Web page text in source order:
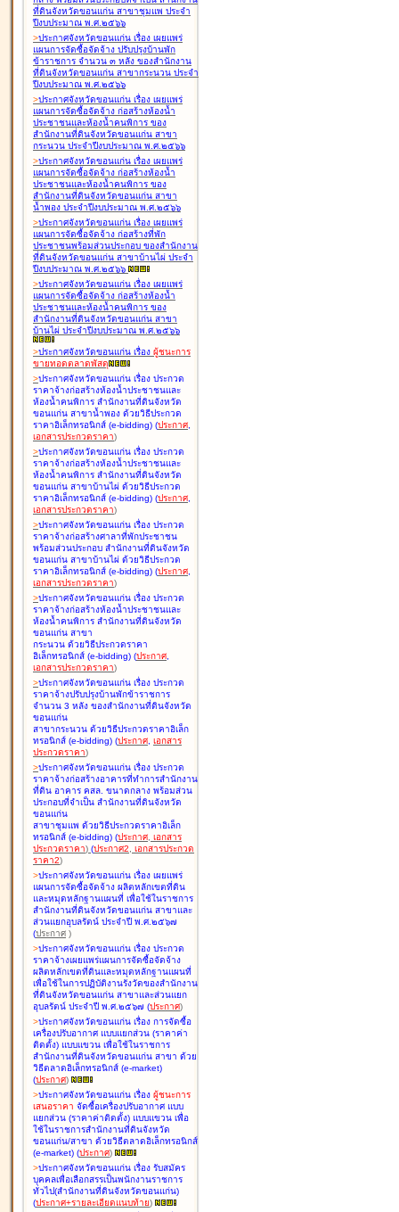
ที่ดินจังหวัดขอนแก่น สาขาชุมแพ ประจำ
ปีงบประมาณ พ.ศ.๒๕๖๖
>ประกาศจังหวัดขอนแก่น เรื่อง เผยแพร่
แผนการจัดซื้อจัดจ้าง ปรับปรุงบ้านพัก
ข้าราชการ จำนวน ๓ หลัง ของสำนักงาน
ที่ดินจังหวัดขอนแก่น สาขากระนวน ประจำ
ปีงบประมาณ พ.ศ.๒๕๖๖
>ประกาศจังหวัดขอนแก่น เรื่อง เผยแพร่
แผนการจัดซื้อจัดจ้าง ก่อสร้างห้องน้ำ
ประชาชนและห้องน้ำคนพิการ ของ
สำนักงานที่ดินจังหวัดขอนแก่น สาขา
กระนวน ประจำปีงบประมาณ พ.ศ.๒๕๖๖
>ประกาศจังหวัดขอนแก่น เรื่อง เผยแพร่
แผนการจัดซื้อจัดจ้าง ก่อสร้างห้องน้ำ
ประชาชนและห้องน้ำคนพิการ ของ
สำนักงานที่ดินจังหวัดขอนแก่น สาขา
น้ำพอง ประจำปีงบประมาณ พ.ศ.๒๕๖๖
>ประกาศจังหวัดขอนแก่น เรื่อง เผยแพร่
แผนการจัดซื้อจัดจ้าง ก่อสร้างที่พัก
ประชาชนพร้อมส่วนประกอบ ของสำนักงาน
ที่ดินจังหวัดขอนแก่น สาขาบ้านไผ่ ประจำ
ปีงบประมาณ พ.ศ.๒๕๖๖
>ประกาศจังหวัดขอนแก่น เรื่อง เผยแพร่
แผนการจัดซื้อจัดจ้าง ก่อสร้างห้องน้ำ
ประชาชนและห้องน้ำคนพิการ ของ
สำนักงานที่ดินจังหวัดขอนแก่น สาขา
บ้านไผ่ ประจำปีงบประมาณ พ.ศ.๒๕๖๖
>ประกาศจังหวัดขอนแก่น เรื่อง ผู้ชนะการ
ขายทอดตลาดพัสดุ
>ประกาศจังหวัดขอนแก่น เรื่อง ประกวด
ราคาจ้างก่อสร้างห้องน้ำประชาชนและ
ห้องน้ำคนพิการ สำนักงานที่ดินจังหวัด
ขอนแก่น สาขาน้ำพอง ด้วยวิธีประกวด
ราคาอิเล็กทรอนิกส์ (e-bidding) (ประกาศ,
เอกสารประกวดราคา)
>ประกาศจังหวัดขอนแก่น เรื่อง ประกวด
ราคาจ้างก่อสร้างห้องน้ำประชาชนและ
ห้องน้ำคนพิการ สำนักงานที่ดินจังหวัด
ขอนแก่น สาขาบ้านไผ่ ด้วยวิธีประกวด
ราคาอิเล็กทรอนิกส์ (e-bidding) (ประกาศ,
เอกสารประกวดราคา)
>ประกาศจังหวัดขอนแก่น เรื่อง ประกวด
ราคาจ้างก่อสร้างศาลาที่พักประชาชน
พร้อมส่วนประกอบ สำนักงานที่ดินจังหวัด
ขอนแก่น สาขาบ้านไผ่ ด้วยวิธีประกวด
ราคาอิเล็กทรอนิกส์ (e-bidding) (ประกาศ,
เอกสารประกวดราคา)
>ประกาศจังหวัดขอนแก่น เรื่อง ประกวด
ราคาจ้างก่อสร้างห้องน้ำประชาชนและ
ห้องน้ำคนพิการ สำนักงานที่ดินจังหวัด
ขอนแก่น สาขา
กระนวน ด้วยวิธีประกวดราคา
อิเล็กทรอนิกส์ (e-bidding) (ประกาศ,
เอกสารประกวดราคา)
>ประกาศจังหวัดขอนแก่น เรื่อง ประกวด
ราคาจ้างปรับปรุงบ้านพักข้าราชการ
จำนวน 3 หลัง ของสำนักงานที่ดินจังหวัด
ขอนแก่น
สาขากระนวน ด้วยวิธีประกวดราคาอิเล็ก
ทรอนิกส์ (e-bidding) (ประกาศ, เอกสาร
ประกวดราคา)
>ประกาศจังหวัดขอนแก่น เรื่อง ประกวด
ราคาจ้างก่อสร้างอาคารที่ทำการสำนักงาน
ที่ดิน อาคาร คสล. ขนาดกลาง พร้อมส่วน
ประกอบที่จำเป็น สำนักงานที่ดินจังหวัด
ขอนแก่น
สาขาชุมแพ ด้วยวิธีประกวดราคาอิเล็ก
ทรอนิกส์ (e-bidding) (ประกาศ, เอกสาร
ประกวดราคา) (ประกาศ2, เอกสารประกวด
ราคา2)
>ประกาศจังหวัดขอนแก่น เรื่อง เผยแพร่
แผนการจัดซื้อจัดจ้าง ผลิตหลักเขตที่ดิน
และหมุดหลักฐานแผนที่ เพื่อใช้ในราชการ
สำนักงานที่ดินจังหวัดขอนแก่น สาขาและ
ส่วนแยกอุบลรัตน์ ประจำปี พ.ศ.๒๕๖๗
(ประกาศ )
>ประกาศจังหวัดขอนแก่น เรื่อง ประกวด
ราคาจ้างเผยแพร่แผนการจัดซื้อจัดจ้าง
ผลิตหลักเขตที่ดินและหมุดหลักฐานแผนที่
เพื่อใช้ในการปฏิบัติงานรังวัดของสำนักงาน
ที่ดินจังหวัดขอนแก่น สาขาและส่วนแยก
อุบลรัตน์ ประจำปี พ.ศ.๒๕๖๗ (ประกาศ)
>ประกาศจังหวัดขอนแก่น เรื่อง การจัดซื้อ
เครื่องปรับอากาศ แบบแยกส่วน (ราคาค่า
ติดตั้ง) แบบแขวน เพื่อใช้ในราชการ
สำนักงานที่ดินจังหวัดขอนแก่น สาขา ด้วย
วิธีตลาดอิเล็กทรอนิกส์ (e-market)
(ประกาศ)
>ประกาศจังหวัดขอนแก่น เรื่อง ผู้ชนะการ
เสนอราคา จัดซื้อเครื่องปรับอากาศ แบบ
แยกส่วน (ราคาค่าติดตั้ง) แบบแขวน เพื่อ
ใช้ในราชการสำนักงานที่ดินจังหวัด
ขอนแก่น/สาขา ด้วยวิธีตลาดอิเล็กทรอนิกส์
(e-market) (ประกาศ)
>ประกาศจังหวัดขอนแก่น เรื่อง รับสมัคร
บุคคลเพื่อเลือกสรรเป็นพนักงานราชการ
ทั่วไป(สำนักงานที่ดินจังหวัดขอนแก่น)
(ประกาศ+รายละเอียดแนบท้าย)